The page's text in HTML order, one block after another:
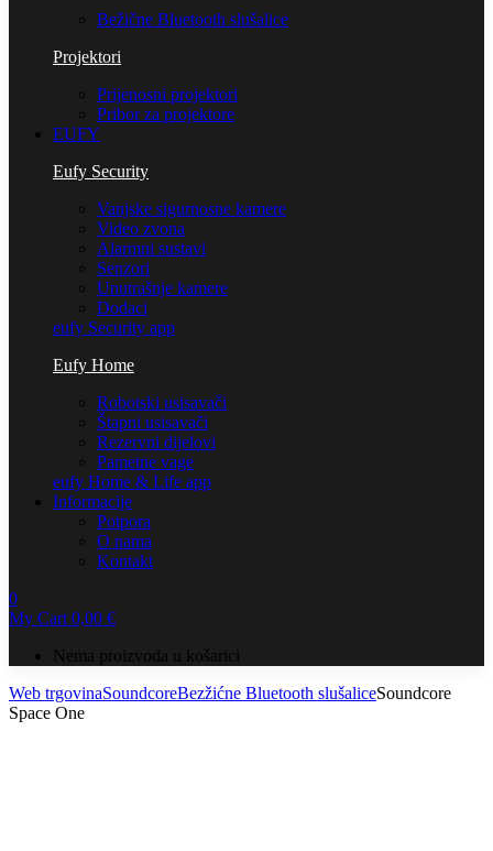
Bežične Bluetooth slušalice
Projektori
Prijenosni projektori
Pribor za projektore
EUFY
Eufy Security
Vanjske sigurnosne kamere
Video zvona
Alarmni sustavi
Senzori
Unutrašnje kamere
Dodaci
eufy Security app
Eufy Home
Robotski usisavači
Štapni usisavači
Rezervni dijelovi
Pametne vage
eufy Home & Life app
Informacije
Potpora
O nama
Kontakt
0
My Cart0,00 €
Nema proizvoda u košarici
Web trgovinaSoundcoreBezžićne Bluetooth slušaliceSoundcore
Space One